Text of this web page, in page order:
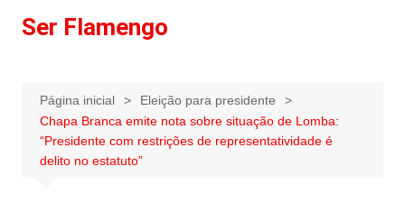
paraSer Flamengo
Página inicial
Eleição para presidente
Chapa Branca emite nota sobre situação de Lomba:
“Presidente com restrições de representatividade é
delito no estatuto”